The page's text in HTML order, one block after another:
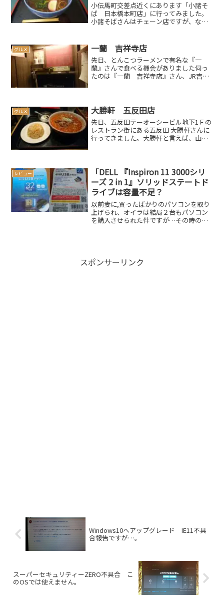
小伝馬町交差点近くにあります「小諸そ
ば 日本橋本町店」に行ってみました。
小諸そばさんはチェーン店ですが、なか
（350円）」なかなかのコスパです。蕎麦
は生めんで、タイミング...
グルメ 一蘭 吉祥寺店
先日、とんこつラーメンで有名な『一
蘭』さんで食べる機会がありました伺っ
たのは『一蘭 吉祥寺店』さん、JR吉祥
グルメ 大勝軒 五反田店
先日、五反田テーオーシービル地下1Ｆの
レストラン街にある五反田 大勝軒さんに
行ってきました。大勝軒と言えば、山岸
ーの坦々麺＆半チャー...
レビュー
「DELL 『Inspiron 11 3000シリ
ーズ 2 in 1』ソリッドステートド
ライブは容量不足？
以前妻に,買ったばかりのパソコンを取り
上げられ、オイラは結局２台もパソコン
を購入させられた件ですが…その時の記
スポンサーリンク
Windows10へアップグレード IE11不具
合報告ですが…。
スーパーセキュリティーZERO不具合 こ
のOSでは使えません。